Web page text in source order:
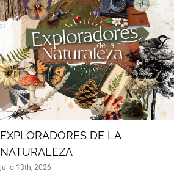
EXPLORADORES DE LA
NATURALEZA
julio 13th, 2026